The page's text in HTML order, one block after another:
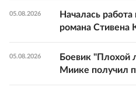
05.08.2026
Началась
романа Стивена
05.08.2026
Боевик "Плохой
Миике получил